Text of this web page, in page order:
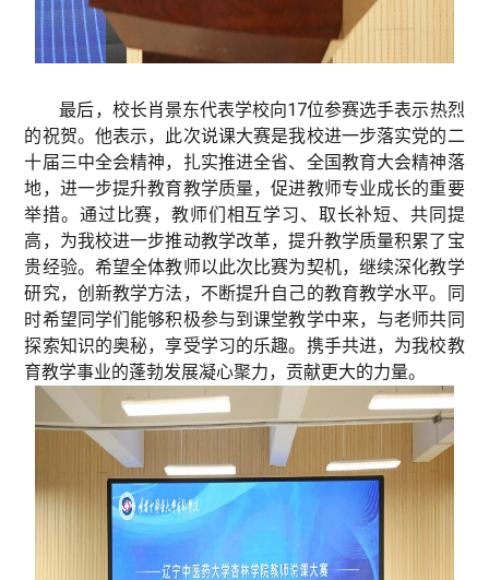
最后，校长肖景东代表学校向17位参赛选手表示热烈
的祝贺。他表示，此次说课大赛是我校进一步落实党的二
十届三中全会精神，扎实推进全省、全国教育大会精神落
地，进一步提升教育教学质量，促进教师专业成长的重要
举措。通过比赛，教师们相互学习、取长补短、共同提
高，为我校进一步推动教学改革，提升教学质量积累了宝
贵经验。希望全体教师以此次比赛为契机，继续深化教学
研究，创新教学方法，不断提升自己的教育教学水平。同
时希望同学们能够积极参与到课堂教学中来，与老师共同
探索知识的奥秘，享受学习的乐趣。携手共进，为我校教
育教学事业的蓬勃发展凝心聚力，贡献更大的力量。